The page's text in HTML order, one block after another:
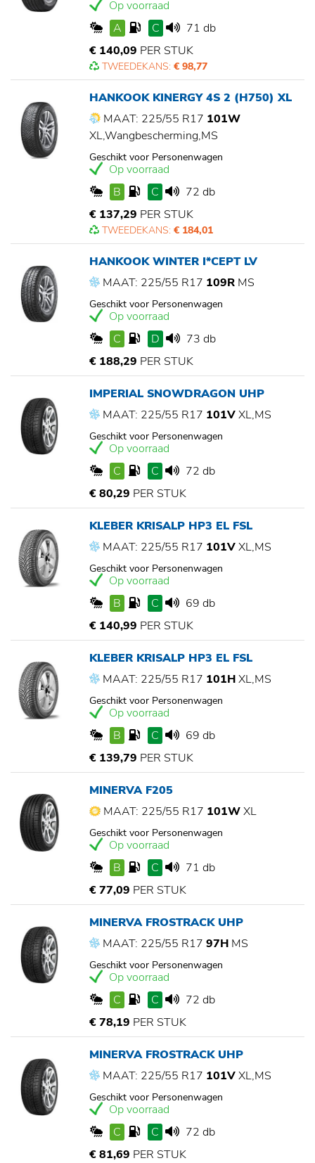
Op voorraad
A
C
71 db
€ 140,09 PER STUK
TWEEDEKANS: € 98,77
HANKOOK KINERGY 4S 2 (H750) XL
MAAT: 225/55 R17 101W
XL,Wangbescherming,MS
Geschikt voor Personenwagen
Op voorraad
B
C
72 db
€ 137,29 PER STUK
TWEEDEKANS: € 184,01
HANKOOK WINTER I*CEPT LV
MAAT: 225/55 R17 109R MS
Geschikt voor Personenwagen
Op voorraad
C
D
73 db
€ 188,29 PER STUK
IMPERIAL SNOWDRAGON UHP
MAAT: 225/55 R17 101VXL,MS
Geschikt voor Personenwagen
Op voorraad
C
C
72 db
€ 80,29 PER STUK
KLEBER KRISALP HP3 EL FSL
MAAT: 225/55 R17 101VXL,MS
Geschikt voor Personenwagen
Op voorraad
B
C
69 db
€ 140,99 PER STUK
KLEBER KRISALP HP3 EL FSL
MAAT: 225/55 R17 101HXL,MS
Geschikt voor Personenwagen
Op voorraad
B
C
69 db
€ 139,79 PER STUK
MINERVA F205
MAAT: 225/55 R17 101WXL
Geschikt voor Personenwagen
Op voorraad
B
C
71 db
€ 77,09 PER STUK
MINERVA FROSTRACK UHP
MAAT: 225/55 R17 97H MS
Geschikt voor Personenwagen
Op voorraad
C
C
72 db
€ 78,19 PER STUK
MINERVA FROSTRACK UHP
MAAT: 225/55 R17 101VXL,MS
Geschikt voor Personenwagen
Op voorraad
C
C
72 db
€ 81,69 PER STUK